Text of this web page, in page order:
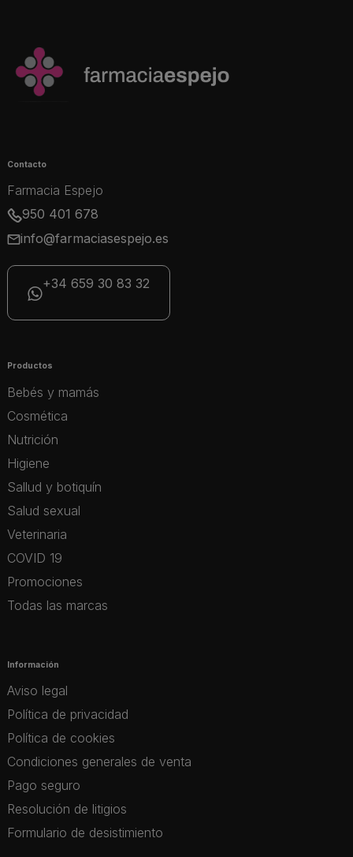
Contacto
Farmacia Espejo
950 401 678
info@farmaciasespejo.es
+34 659 30 83 32
Productos
Bebés y mamás
Cosmética
Nutrición
Higiene
Sallud y botiquín
Salud sexual
Veterinaria
COVID 19
Promociones
Todas las marcas
Información
Aviso legal
Política de privacidad
Política de cookies
Condiciones generales de venta
Pago seguro
Resolución de litigios
Formulario de desistimiento